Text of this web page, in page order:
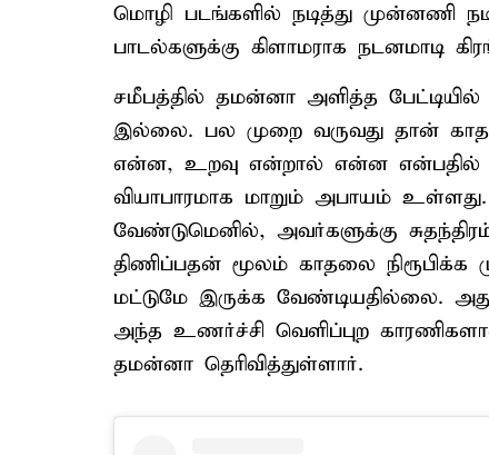
மொழி படங்களில் நடித்து முன்னணி
பாடல்களுக்கு கிளாமராக நடனமாடி
சமீபத்தில் தமன்னா அளித்த பேட்டியில்
இல்லை. பல முறை வருவது தான்
என்ன, உறவு என்றால் என்ன என்பதில்
வியாபாரமாக மாறும் அபாயம்
வேண்டுமெனில், அவர்களுக்கு
திணிப்பதன் மூலம் காதலை நிரூபிக்க
மட்டுமே இருக்க வேண்டியதில்லை.
அந்த உணர்ச்சி வெளிப்புற
தமன்னா தெரிவித்துள்ளார்.